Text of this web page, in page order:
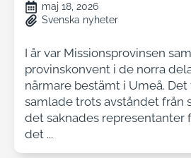
maj 18, 2026
Svenska nyheter
I år var Missionsprovinsen
provinskonvent i de norra
närmare bestämt i Umeå. Det
samlade trots avståndet från
det saknades representanter
det ...